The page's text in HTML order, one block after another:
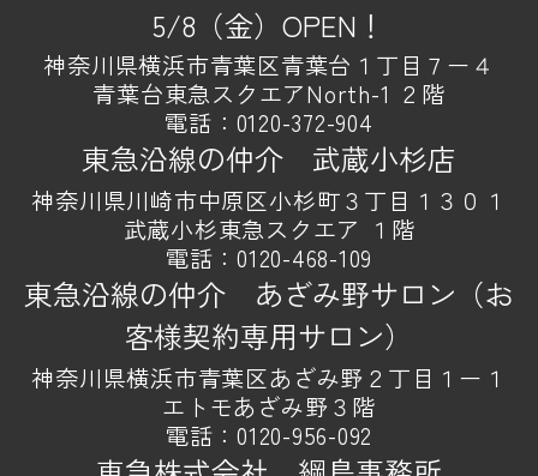
5/8（金）OPEN！
神奈川県横浜市青葉区青葉台１丁目７ー４
青葉台東急スクエアNorth-1 ２階
電話： 0120-372-904
東急沿線の仲介 武蔵小杉店
神奈川県川崎市中原区小杉町３丁目１３０１
武蔵小杉東急スクエア １階
電話：0120-468-109
東急沿線の仲介 あざみ野サロン（お
客様契約専用サロン）
神奈川県横浜市青葉区あざみ野２丁目１ー１
エトモあざみ野３階
電話：0120-956-092